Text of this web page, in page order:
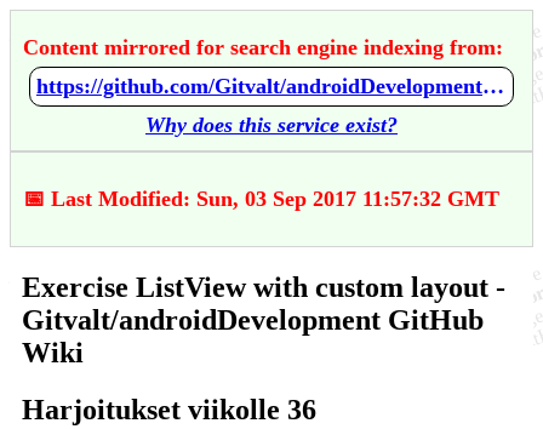
Content mirrored for search engine indexing from:
https://github.com/Gitvalt/androidDevelopment/wiki/Exercise-ListView-with-custom-layout
Why does this service exist?
📅 Last Modified: Sun, 03 Sep 2017 11:57:32 GMT
Exercise ListView with custom layout -
Gitvalt/androidDevelopment GitHub
Wiki
Harjoitukset viikolle 36